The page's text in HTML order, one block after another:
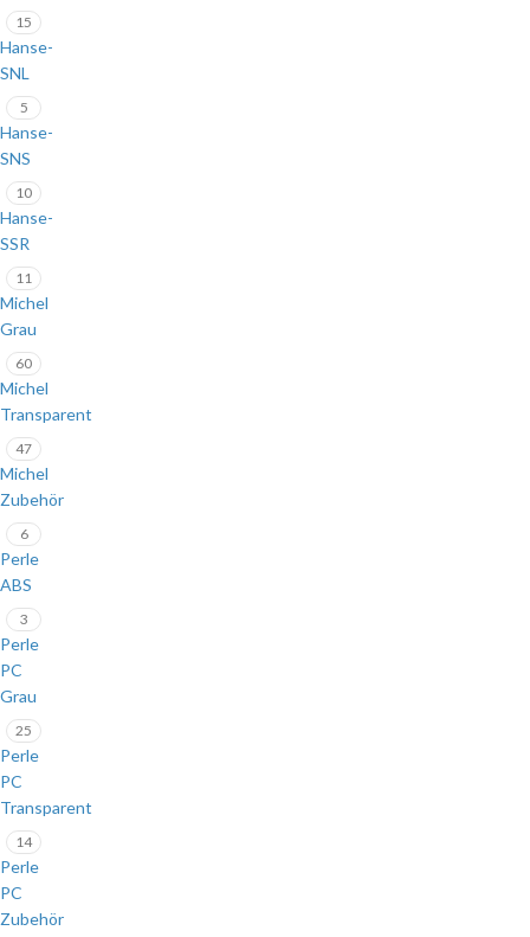
15
Hanse-
SNL
5
Hanse-
SNS
10
Hanse-
SSR
11
Michel
Grau
60
Michel
Transparent
47
Michel
Zubehör
6
Perle
ABS
3
Perle
PC
Grau
25
Perle
PC
Transparent
14
Perle
PC
Zubehör